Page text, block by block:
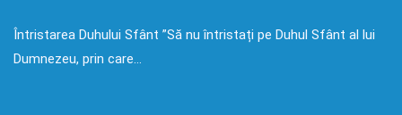
Întristarea Duhului Sfânt ”Să nu întristați pe Duhul Sfânt al lui
Dumnezeu, prin care…